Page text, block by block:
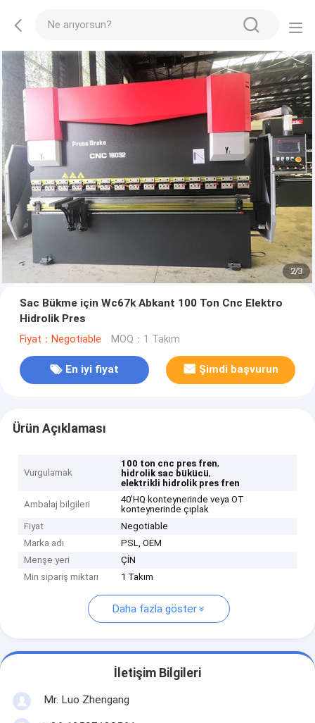
2/3
Sac Bükme için Wc67k Abkant 100 Ton Cnc Elektro
Hidrolik Pres
Fiyat：Negotiable MOQ：1 Takım
En iyi fiyat Şimdi başvurun
Ürün Açıklaması
Vurgulamak
100 ton cnc pres fren,
hidrolik sac bükücü,
elektrikli hidrolik pres fren
Ambalaj bilgileri
40'HQ konteynerinde veya OT
konteynerinde çıplak
Fiyat
Negotiable
Marka adı
PSL, OEM
Menşe yeri
ÇİN
Min sipariş miktarı
1 Takım
Daha fazla göster
İletişim Bilgileri
Mr. Luo Zhengang